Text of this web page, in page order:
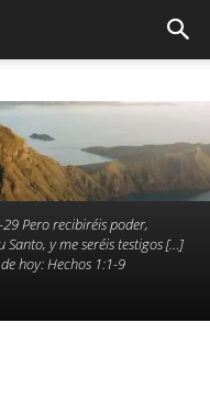
Pero recibiréis poder,
y me seréis testigos […]
hoy: Hechos 1:1-9